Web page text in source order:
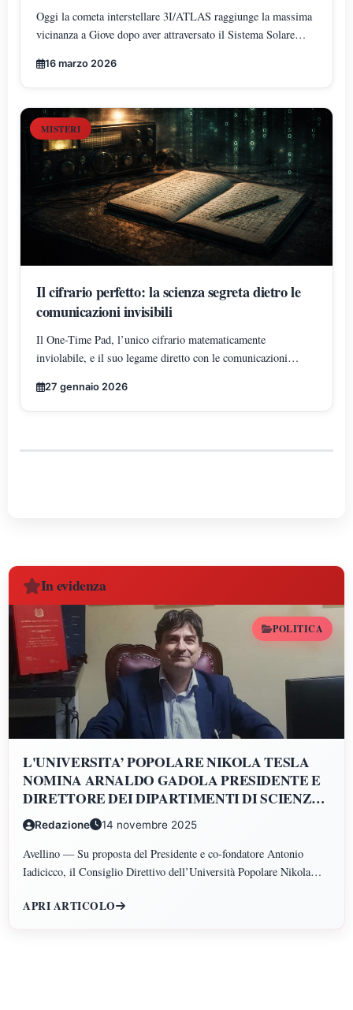
Oggi la cometa interstellare 3I/ATLAS raggiunge la massima
vicinanza a Giove dopo aver attraversato il Sistema Solare
la regione dell’orbita terrestre vicino al solstizio d’inverno.
16 marzo 2026
MISTERI
Il cifrario perfetto: la scienza segreta dietro le
comunicazioni invisibili
Il One-Time Pad, l’unico cifrario matematicamente
inviolabile, e il suo legame diretto con le comunicazioni
radio.
27 gennaio 2026
In evidenza
POLITICA
L'UNIVERSITA’ POPOLARE NIKOLA TESLA
NOMINA ARNALDO GADOLA PRESIDENTE E
DIRETTORE DEI DIPARTIMENTI DI SCIENZE
GIURIDICHE, ECONOMICHE, SCIENZE
POLITICHE, PSICOLOGIA, SCIENZE UMANE,
FILOSOFIA E PEDAGOGIA
Redazione 14 novembre 2025
Avellino — Su proposta del Presidente e co-fondatore Antonio
Iadicicco, il Consiglio Direttivo dell’Università Popolare Nikola
Dipartimenti di Scienze Giuridiche ed Economiche, Scienze
APRI ARTICOLO